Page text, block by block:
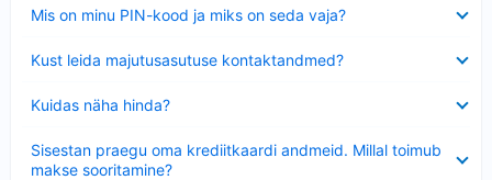
Mis on minu PIN-kood ja miks on seda vaja?
Kust leida majutusasutuse kontaktandmed?
Kuidas näha hinda?
Sisestan praegu oma krediitkaardi andmeid. Millal toimub
makse sooritamine?